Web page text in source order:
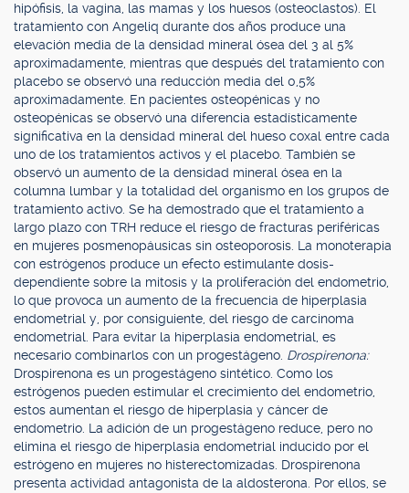
hipófisis, la vagina, las mamas y los huesos (osteoclastos). El
tratamiento con Angeliq durante dos años produce una
elevación media de la densidad mineral ósea del 3 al 5%
aproximadamente, mientras que después del tratamiento con
placebo se observó una reducción media del 0,5%
aproximadamente. En pacientes osteopénicas y no
osteopénicas se observó una diferencia estadísticamente
significativa en la densidad mineral del hueso coxal entre cada
uno de los tratamientos activos y el placebo. También se
observó un aumento de la densidad mineral ósea en la
columna lumbar y la totalidad del organismo en los grupos de
tratamiento activo. Se ha demostrado que el tratamiento a
largo plazo con TRH reduce el riesgo de fracturas periféricas
en mujeres posmenopáusicas sin osteoporosis. La monoterapia
con estrógenos produce un efecto estimulante dosis-
dependiente sobre la mitosis y la proliferación del endometrio,
lo que provoca un aumento de la frecuencia de hiperplasia
endometrial y, por consiguiente, del riesgo de carcinoma
endometrial. Para evitar la hiperplasia endometrial, es
necesario combinarlos con un progestágeno. Drospirenona:
Drospirenona es un progestágeno sintético. Como los
estrógenos pueden estimular el crecimiento del endometrio,
estos aumentan el riesgo de hiperplasia y cáncer de
endometrio. La adición de un progestágeno reduce, pero no
elimina el riesgo de hiperplasia endometrial inducido por el
estrógeno en mujeres no histerectomizadas. Drospirenona
presenta actividad antagonista de la aldosterona. Por ellos, se